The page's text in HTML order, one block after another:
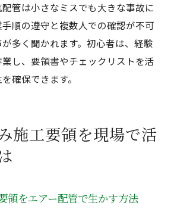
管は小さなミスでも大きな事故に
順の遵守と複数人での確認が不可
多く聞かれます。初心者は、経験
し、要領書やチェックリストを活
確保できます。
施工要領を現場で活
領をエアー配管で生かす方法